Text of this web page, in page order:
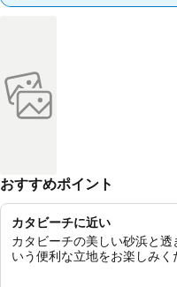
おすすめポイント
カタビーチに近い
カタビーチの美しい砂浜と
いう便利な立地をお楽しみく